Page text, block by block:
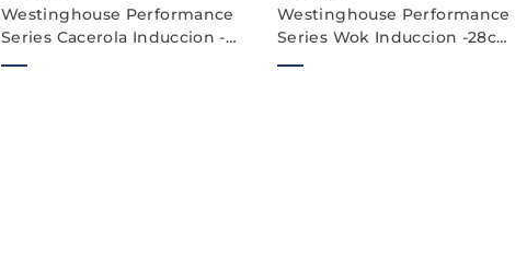
Westinghouse Performance
Series Cacerola Induccion -
Westinghouse Performance
Series Wok Induccion -28cm